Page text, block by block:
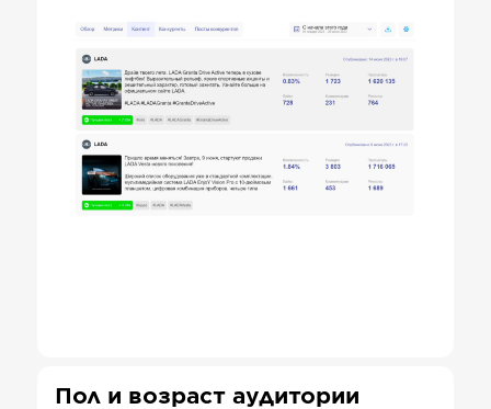
Пол и возраст аудитории